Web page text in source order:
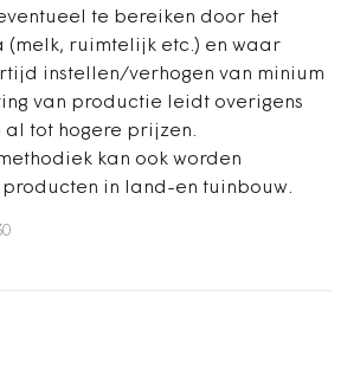
te bereiken door het
(melk, ruimtelijk etc.) en waar
instellen/verhogen van minium
van productie leidt overigens
al tot hogere prijzen.
kan ook worden
in land-en tuinbouw.